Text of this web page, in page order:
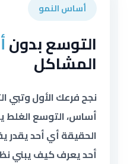
أساس النمو
التوسع بدون
المشاكل
نجح فرعك الأول وتبي
أساس، التوسع الغلط
الحقيقة أي أحد يقدر
أحد يعرف كيف يبني